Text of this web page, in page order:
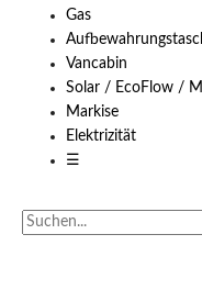
Gas
Vancabin
Solar / EcoFlow /
Markise
Elektrizität
☰